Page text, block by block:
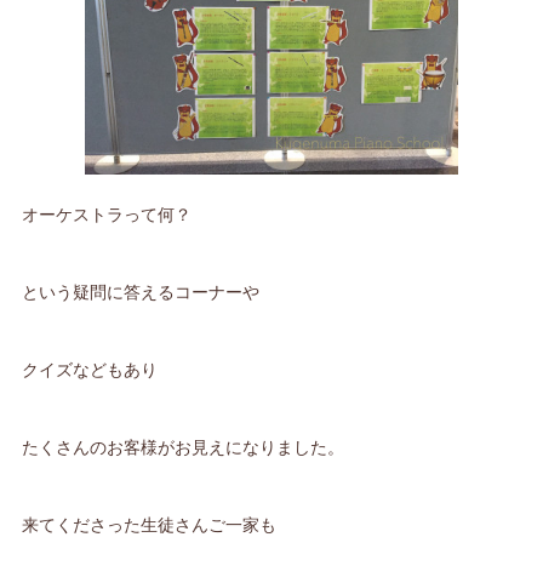
オーケストラって何？
という疑問に答えるコーナーや
クイズなどもあり
たくさんのお客様がお見えになりました。
来てくださった生徒さんご一家も